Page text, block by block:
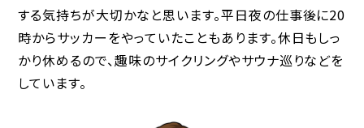
する気持ちが大切かなと思います。平日夜の仕事後に20
時からサッカーをやっていたこともあります。休日もしっ
かり休めるので、趣味のサイクリングやサウナ巡りなどを
しています。